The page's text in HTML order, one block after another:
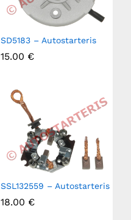
SD5183 – Autostarteris
15.00 €
SSL132559 – Autostarteris
18.00 €